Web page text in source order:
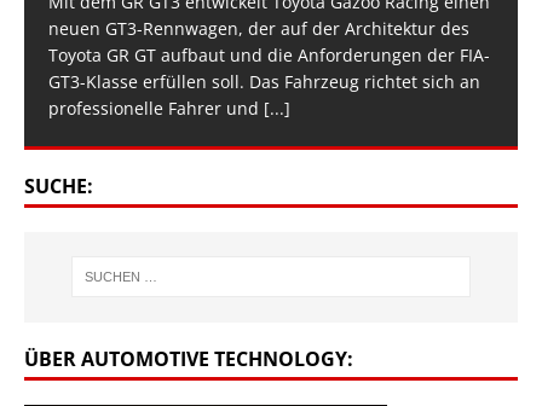
neuen GT3-Rennwagen, der auf der Architektur des
Toyota GR GT aufbaut und die Anforderungen der FIA-
GT3-Klasse erfüllen soll. Das Fahrzeug richtet sich an
professionelle Fahrer und [...]
SUCHE:
ÜBER AUTOMOTIVE TECHNOLOGY: